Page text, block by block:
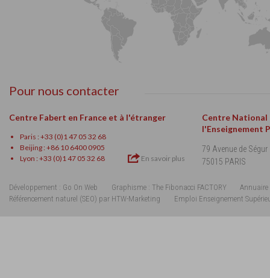
Pour nous contacter
Centre Fabert en France et à l'étranger
Paris : +33 (0)1 47 05 32 68
Beijing : +86 10 6400 0905
Lyon : +33 (0)1 47 05 32 68
En savoir plus
Centre National
l'Enseignement
79 Avenue de Ségur
75015 PARIS
Développement : Go On Web Graphisme : The Fibonacci FACTORY
Annuaire
Référencement naturel (SEO) par HTW-Marketing
Emploi Enseignement